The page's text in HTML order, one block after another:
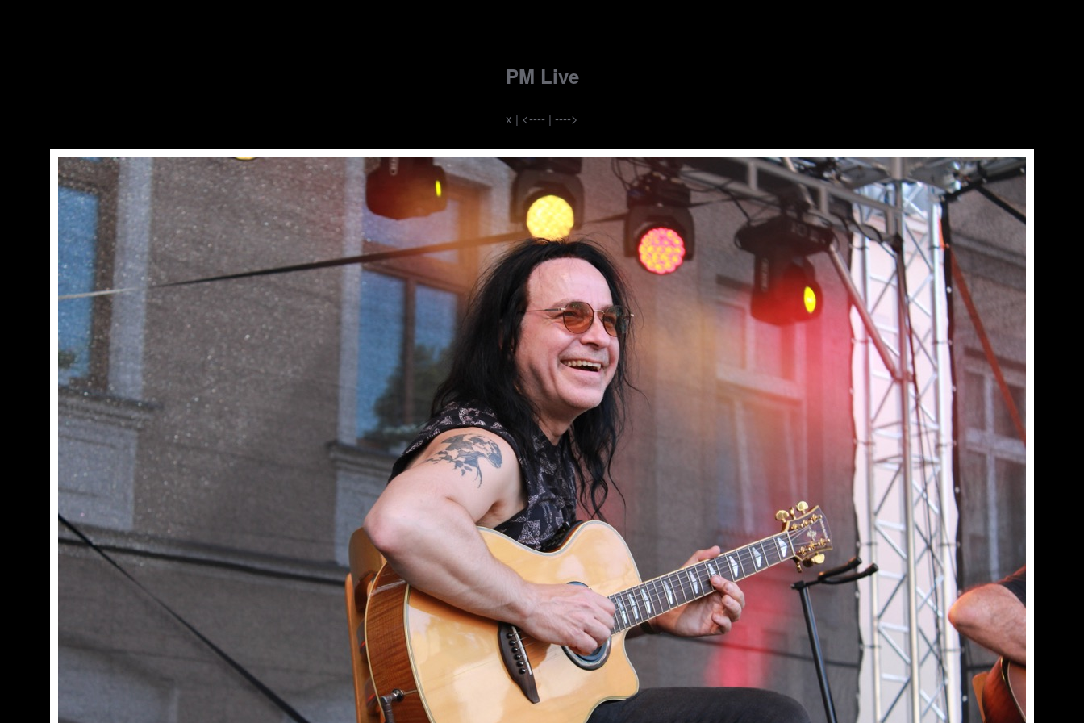
PM Live
x | <---- | ---->